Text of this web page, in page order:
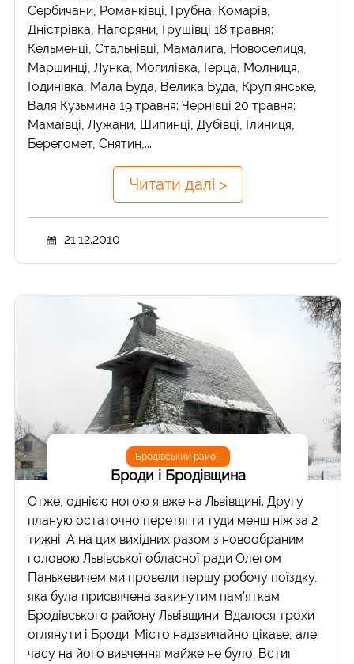
Сербичани, Романківці, Грубна, Комарів,
Дністрівка, Нагоряни, Грушівці 18 травня:
Кельменці, Стальнівці, Мамалига, Новоселиця,
Маршинці, Лунка, Могилівка, Герца, Молниця,
Годинівка, Мала Буда, Велика Буда, Круп’янське,
Валя Кузьмина 19 травня: Чернівці 20 травня:
Мамаївці, Лужани, Шипинці, Дубівці, Глиниця,
Берегомет, Снятин,...
Читати далі >
21.12.2010
Бродівський район
Броди і Бродівщина
Отже, однією ногою я вже на Львівщині. Другу
планую остаточно перетягти туди менш ніж за 2
тижні. А на цих вихідних разом з новообраним
головою Львівської обласної ради Олегом
Панькевичем ми провели першу робочу поїздку,
яка була присвячена закинутим пам’яткам
Бродівського району Львівщини. Вдалося трохи
оглянути і Броди. Місто надзвичайно цікаве, але
часу на його вивчення майже не було. Встиг